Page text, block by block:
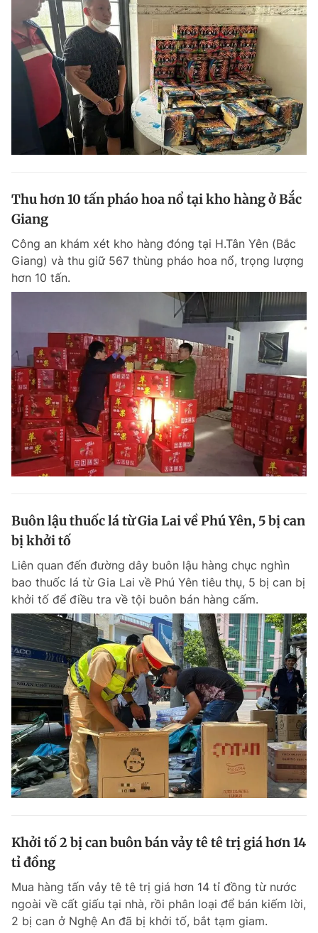
Thu hơn 10 tấn pháo hoa nổ tại kho hàng ở Bắc
Giang
Công an khám xét kho hàng đóng tại H.Tân Yên (Bắc
Giang) và thu giữ 567 thùng pháo hoa nổ, trọng lượng
hơn 10 tấn.
Buôn lậu thuốc lá từ Gia Lai về Phú Yên, 5 bị can
bị khởi tố
Liên quan đến đường dây buôn lậu hàng chục nghìn
bao thuốc lá từ Gia Lai về Phú Yên tiêu thụ, 5 bị can bị
khởi tố để điều tra về tội buôn bán hàng cấm.
Khởi tố 2 bị can buôn bán vảy tê tê trị giá hơn 14
tỉ đồng
Mua hàng tấn vảy tê tê trị giá hơn 14 tỉ đồng từ nước
ngoài về cất giấu tại nhà, rồi phân loại để bán kiếm lời,
2 bị can ở Nghệ An đã bị khởi tố, bắt tạm giam.